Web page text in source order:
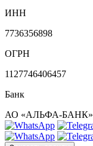
ИНН
7736356898
ОГРН
1127746406457
Банк
АО «АЛЬФА-БАНК»